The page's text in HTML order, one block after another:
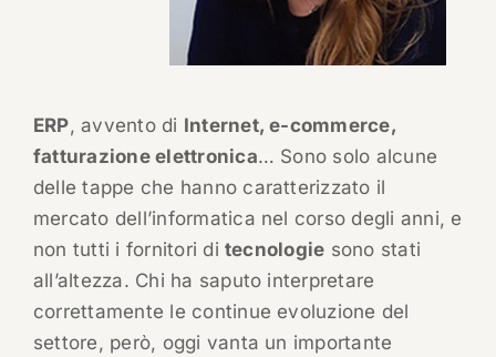
ERP, avvento di Internet, e-commerce,
fatturazione elettronica… Sono solo alcune
delle tappe che hanno caratterizzato il
mercato dell’informatica nel corso degli anni, e
non tutti i fornitori di tecnologie sono stati
all’altezza. Chi ha saputo interpretare
correttamente le continue evoluzione del
settore, però, oggi vanta un importante